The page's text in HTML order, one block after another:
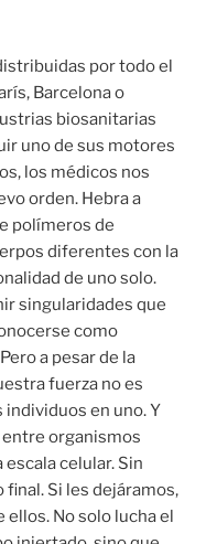
por todo el
Barcelona o
biosanitarias
uno de sus motores
los médicos nos
orden. Hebra a
polímeros de
diferentes con la
de uno solo.
singularidades que
como
a pesar de la
fuerza no es
en uno. Y
organismos
celular. Sin
Si les dejáramos,
No solo lucha el